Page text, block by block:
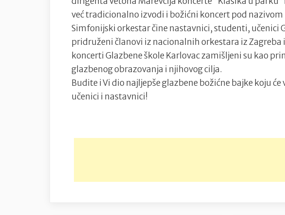
već tradicionalno izvodi i božićni koncert pod nazivom
Simfonijski orkestar čine nastavnici, studenti, učenici
pridruženi članovi iz nacionalnih orkestara iz Zagreba
koncerti Glazbene škole Karlovac zamišljeni su kao
glazbenog obrazovanja i njihovog cilja.
Budite i Vi dio najljepše glazbene božićne bajke koju
učenici i nastavnici!